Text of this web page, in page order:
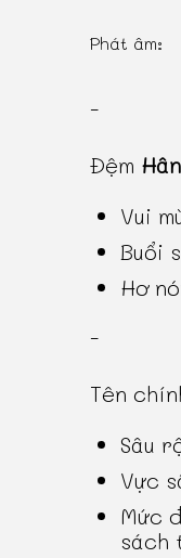
Phát âm:
-
Đệm Hân
Vui
Buổi
Hơ
-
Tên
Sâu
Vực
Mức
sách